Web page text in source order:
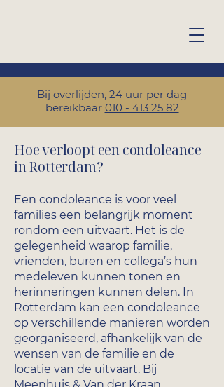
Bij overlijden, 24 uur per dag
bereikbaar 010 - 413 25 82
Hoe verloopt een condoleance
in Rotterdam?
Een condoleance is voor veel
families een belangrijk moment
rondom een uitvaart. Het is de
gelegenheid waarop familie,
vrienden, buren en collega’s hun
medeleven kunnen tonen en
herinneringen kunnen delen. In
Rotterdam kan een condoleance
op verschillende manieren worden
georganiseerd, afhankelijk van de
wensen van de familie en de
locatie van de uitvaart. Bij